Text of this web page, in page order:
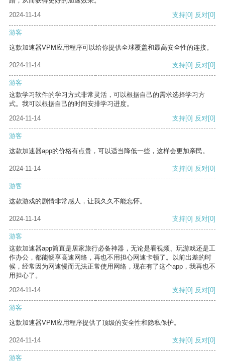
2024-11-14
支持[0] 反对[0]
游客
这款加速器VPM应用程序可以给你提供全球覆盖和最高安全性的连接。
2024-11-14 支持[0] 反对[0]
游客
这款学习软件的学习方式非常灵活，可以根据自己的需求选择学习方
式。我可以根据自己的时间安排学习进度。
2024-11-14
支持[0] 反对[0]
游客
这款加速器app的价格有点贵，可以适当降低一些，这样会更加亲民。
2024-11-14 支持[0] 反对[0]
游客
这款游戏的剧情非常感人，让我久久不能忘怀。
2024-11-14 支持[0] 反对[0]
游客
这款加速器app简直是居家旅行必备神器，无论是看视频、玩游戏还是工
作办公，都能畅享高速网络，再也不用担心网速卡顿了。以前出差的时
候，经常因为网速慢而无法正常使用网络，现在有了这个app，我再也不
用担心了。
2024-11-14
支持[0] 反对[0]
游客
这款加速器VPM应用程序提供了顶级的安全性和隐私保护。
2024-11-14 支持[0] 反对[0]
游客